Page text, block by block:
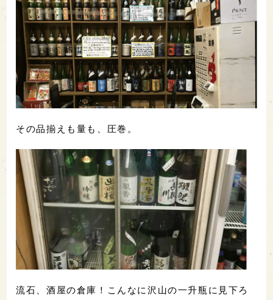
その品揃えも量も、圧巻。
流石、酒屋の倉庫！こんなに沢山の一升瓶に見下ろ